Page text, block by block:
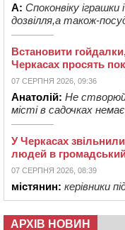
А: Споконвіку
дозвілля,а також-
Встановити
Черкасах просять
07 СЕРПНЯ 2026, 09:36
Анатолій: Не
місті в садочках немає
У Черкасах
людей в
07 СЕРПНЯ 2026, 08:39
містянин: керівники
АРХІВ НОВИН